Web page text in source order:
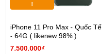
!
iPhone 11 Pro Max - Quốc Tế
- 64G ( likenew 98% )
7.500.000₫